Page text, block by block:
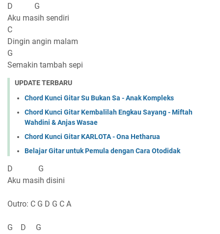
D G
Aku masih sendiri
C
Dingin angin malam
G
Semakin tambah sepi
UPDATE TERBARU
Chord Kunci Gitar Su Bukan Sa - Anak Kompleks
Chord Kunci Gitar Kembalilah Engkau Sayang - Miftah
Wahdini & Anjas Wasae
Chord Kunci Gitar KARLOTA - Ona Hetharua
Belajar Gitar untuk Pemula dengan Cara Otodidak
D G
Aku masih disini
Outro: C G D G C A
G D G